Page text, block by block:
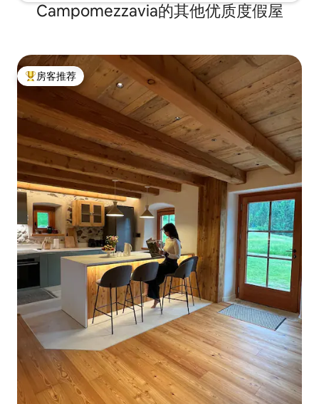
Campomezzavia的其他优质度假屋
热门「房客推荐」
房客推荐